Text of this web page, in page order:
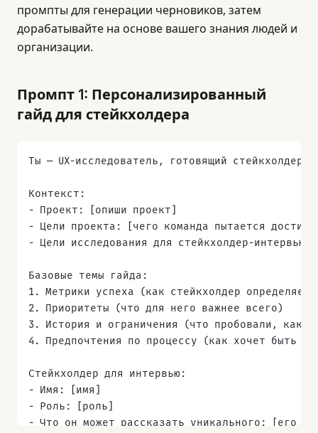
промпты для генерации черновиков, затем
дорабатывайте на основе вашего знания людей и
организации.
Промпт 1: Персонализированный
гайд для стейкхолдера
Ты — UX-исследователь, готовящий стейкхолдер-
Контекст:
- Проект: [опиши проект]
- Цели проекта: [чего команда пытается
- Цели исследования для стейкхолдер-
Базовые темы гайда:
1. Метрики успеха (как стейкхолдер определяет
2. Приоритеты (что для него важнее всего)
3. История и ограничения (что пробовали,
4. Предпочтения по процессу (как хочет быть
Стейкхолдер для интервью:
- Имя: [имя]
- Роль: [роль]
- Что он может рассказать уникального: [его